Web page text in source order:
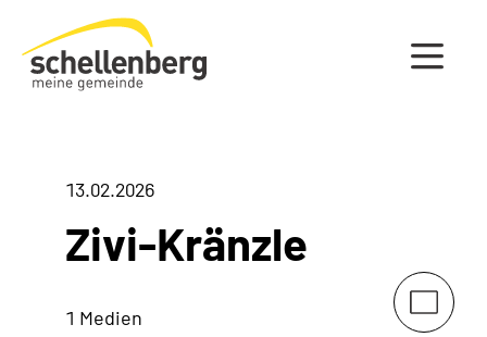
Gemeinde Schellenberg Startseite
13.02.2026
Zivi-Kränzle
1 Medien